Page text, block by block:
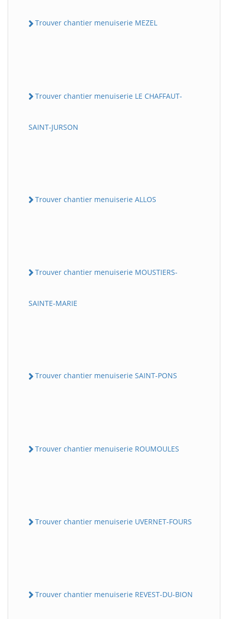
Trouver chantier menuiserie MEZEL
Trouver chantier menuiserie LE CHAFFAUT-
SAINT-JURSON
Trouver chantier menuiserie ALLOS
Trouver chantier menuiserie MOUSTIERS-
SAINTE-MARIE
Trouver chantier menuiserie SAINT-PONS
Trouver chantier menuiserie ROUMOULES
Trouver chantier menuiserie UVERNET-FOURS
Trouver chantier menuiserie REVEST-DU-BION